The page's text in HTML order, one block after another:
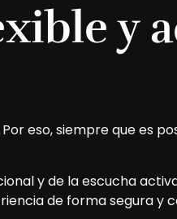
y
eso, siempre que es
y de la escucha
de forma segura y